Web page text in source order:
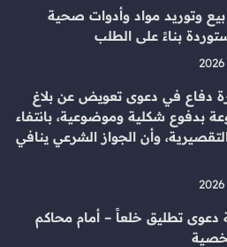
وتوريد مواد وأدوات صحية
بناءً على الطلب
دفاع في دعوى تعويض عن بلاغ
بدفوع شكلية وموضوعية، بانتفاء
وأن الجواز الشرعي ينافي
دعوى تطليق خلعاً – أمام محاكم